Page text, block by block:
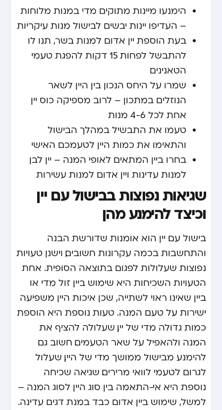
הימנעו מיינות מתוקים מדי במנות מלוחות
– העדיפו יינות יבשים לבישול מנות עיקריות
בעת הוספת יין אדום למנות בשר, תנו לו
להתבשל לפחות 15 דקות להפגת טעמי
הטאנינים
שמרו על היחס הנכון בין היין לשאר
הנוזלים במתכון – לרוב מספיקה כוס יין
אחת לכל 4-6 מנות
טעמו את התבשיל במהלך הבישול
והתאימו את כמות היין לטעמכם האישי
בחרו ביין המתאים לאופי המנה – יין לבן
למנות עדינות ויין אדום למנות עשירות
שגיאות נפוצות בבישול עם יין
וכיצד להימנע מהן
בישול עם יין הוא אומנות שדורשת הבנה
והתחשבות בכמה עקרונות חשובים, וישנן טעויות
נפוצות שעלולות לפגום בתוצאה הסופית. אחת
הטעויות השכיחות היא שימוש ביין זול מדי או
ביין שאינו ראוי לשתייה, שכן איכות היין משפיעה
ישירות על טעם המנה. טעות נוספת היא הוספת
כמות גדולה מדי של יין, שעלולה להציף את
המנה ולהאפיל על שאר הטעמים. חשוב גם
להימנע מבישול ממושך מדי של היין, שעלול
לגרום לטעמי לוואי מרירים. שגיאה שכיחה
נוספת היא אי-התאמה בין סוג היין לסוג המנה –
למשל, שימוש ביין אדום כבד במנת דגים עדינה.